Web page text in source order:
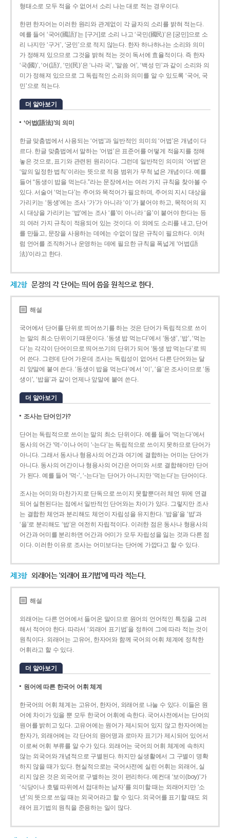
형태소로 모두 적을 수 없어서 소리 나는 대로 적는 경우이다.
한편 한자어는 이러한 원리와 관계없이 각 글자의 소리를 밝혀 적는다.
예를 들어 ‘국어(國語)’는 [구거]로 소리 나고 ‘국민(國民)’은 [궁민]으로 소
리 나지만 ‘구거’, ‘궁민’으로 적지 않는다. 한자 하나하나는 소리와 의미
가 정해져 있으므로 그것을 밝혀 적는 것이 독서에 효율적이다. 즉 한자
‘국(國)’, ‘어(語)’, ‘민(民)’은 ‘나라 국’, ‘말씀 어’, ‘백성 민’과 같이 소리와 의
미가 정해져 있으므로 그 독립적인 소리와 의미를 알 수 있도록 ‘국어, 국
민’으로 적는다.
더 알아보기
‘어법(語法)’의 의미
한글 맞춤법에서 사용되는 ‘어법’과 일반적인 의미의 ‘어법’은 개념이 다
르다. 한글 맞춤법에서 말하는 ‘어법’은 표준어를 어떻게 적을지를 정해
놓은 것으로, 표기와 관련된 원리이다. 그런데 일반적인 의미의 ‘어법’은
‘말의 일정한 법칙’이라는 뜻으로 적용 범위가 무척 넓은 개념이다. 예를
들어 “동생이 밥을 먹는다.”라는 문장에서는 여러 가지 규칙을 찾아볼 수
있다. 서술어 ‘먹는다’는 주어와 목적어가 필요하며, 주어의 지시 대상을
가리키는 ‘동생’에는 조사 ‘가’가 아니라 ‘이’가 붙어야 하고, 목적어의 지
시 대상을 가리키는 ‘밥’에는 조사 ‘를’이 아니라 ‘을’이 붙어야 한다는 등
의 여러 가지 규칙이 적용되어 있는 것이다. 이 외에도 소리를 내고, 단어
를 만들고, 문장을 사용하는 데에는 수없이 많은 규칙이 필요하다. 이처
럼 언어를 조직하거나 운영하는 데에 필요한 규칙을 폭넓게 ‘어법(語
法)’이라고 한다.
제2항 문장의 각 단어는 띄어 씀을 원칙으로 한다.
해설
국어에서 단어를 단위로 띄어쓰기를 하는 것은 단어가 독립적으로 쓰이
는 말의 최소 단위이기 때문이다. ‘동생 밥 먹는다’에서 ‘동생’, ‘밥’, ‘먹는
다’는 각각이 단어이므로 띄어쓰기의 단위가 되어 ‘동생 밥 먹는다’로 띄
어 쓴다. 그런데 단어 가운데 조사는 독립성이 없어서 다른 단어와는 달
리 앞말에 붙여 쓴다. ‘동생이 밥을 먹는다’에서 ‘이’, ‘을’은 조사이므로 ‘동
생이’, ‘밥을’과 같이 언제나 앞말에 붙여 쓴다.
더 알아보기
조사는 단어인가?
단어는 독립적으로 쓰이는 말의 최소 단위이다. 예를 들어 ‘먹는다’에서
동사의 어간 ‘먹-­’이나 어미 ‘­-는다’는 독립적으로 쓰이지 못하므로 단어가
아니다. 그래서 동사나 형용사의 어간과 여기에 결합하는 어미는 단어가
아니다. 동사의 어간이나 형용사의 어간은 어미와 서로 결합해야만 단어
가 된다. 예를 들어 ‘먹-’, ‘-는다’는 단어가 아니지만 ‘먹는다’는 단어이다.
조사는 어미와 마찬가지로 단독으로 쓰이지 못할뿐더러 체언 뒤에 연결
되어 실현된다는 점에서 일반적인 단어와는 차이가 있다. 그렇지만 조사
는 결합한 체언과 분리해도 체언이 자립성을 유지한다. ‘밥을’을 ‘밥’과
‘을’로 분리해도 ‘밥’은 여전히 자립적이다. 이러한 점은 동사나 형용사의
어간과 어미를 분리하면 어간과 어미가 모두 자립성을 잃는 것과 다른 점
이다. 이러한 이유로 조사는 어미보다는 단어에 가깝다고 할 수 있다.
제3항 외래어는 ‘외래어 표기법’에 따라 적는다.
해설
외래어는 다른 언어에서 들어온 말이므로 원어의 언어적인 특징을 고려
해서 적어야 한다. 따라서 ‘외래어 표기법’을 정하여 그에 따라 적는 것이
원칙이다. 외래어는 고유어, 한자어와 함께 국어의 어휘 체계에 정착한
어휘라고 할 수 있다.
더 알아보기
원어에 따른 한국어 어휘 체계
한국어의 어휘 체계는 고유어, 한자어, 외래어로 나눌 수 있다. 이들은 원
어에 차이가 있을 뿐 모두 한국어 어휘에 속한다. 국어사전에서는 단어의
원어를 밝히고 있다. 고유어에는 원어가 제시되어 있지 않고 한자어에는
한자가, 외래어에는 각 단어의 원어명과 로마자 표기가 제시되어 있어서
이로써 어휘 부류를 알 수가 있다. 외래어는 국어의 어휘 체계에 속하지
않는 외국어와 개념적으로 구별된다. 하지만 실생활에서 그 구별이 명확
하지 않을 때가 있다. 현실적으로는 국어사전에 실린 어휘는 외래어, 실
리지 않은 것은 외국어로 구별하는 것이 편리하다. 예컨대 ‘보이(boy)’가
‘식당이나 호텔 따위에서 접대하는 남자’를 의미할 때는 외래어지만 ‘소
년’의 뜻으로 쓰일 때는 외국어라고 할 수 있다. 외국어를 표기할 때도 외
래어 표기법의 원칙을 준용하는 일이 많다.